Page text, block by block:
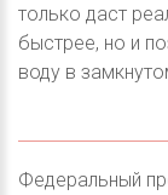
только даст
быстрее, но и
воду в
Федеральный